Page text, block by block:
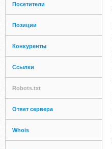
Посетители
Позиции
Конкуренты
Ссылки
Robots.txt
Ответ сервера
Whois